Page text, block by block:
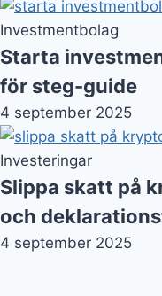
Investmentbolag
Starta
för steg-guide
4 september 2025
Investeringar
Slippa skatt på
och
4 september 2025